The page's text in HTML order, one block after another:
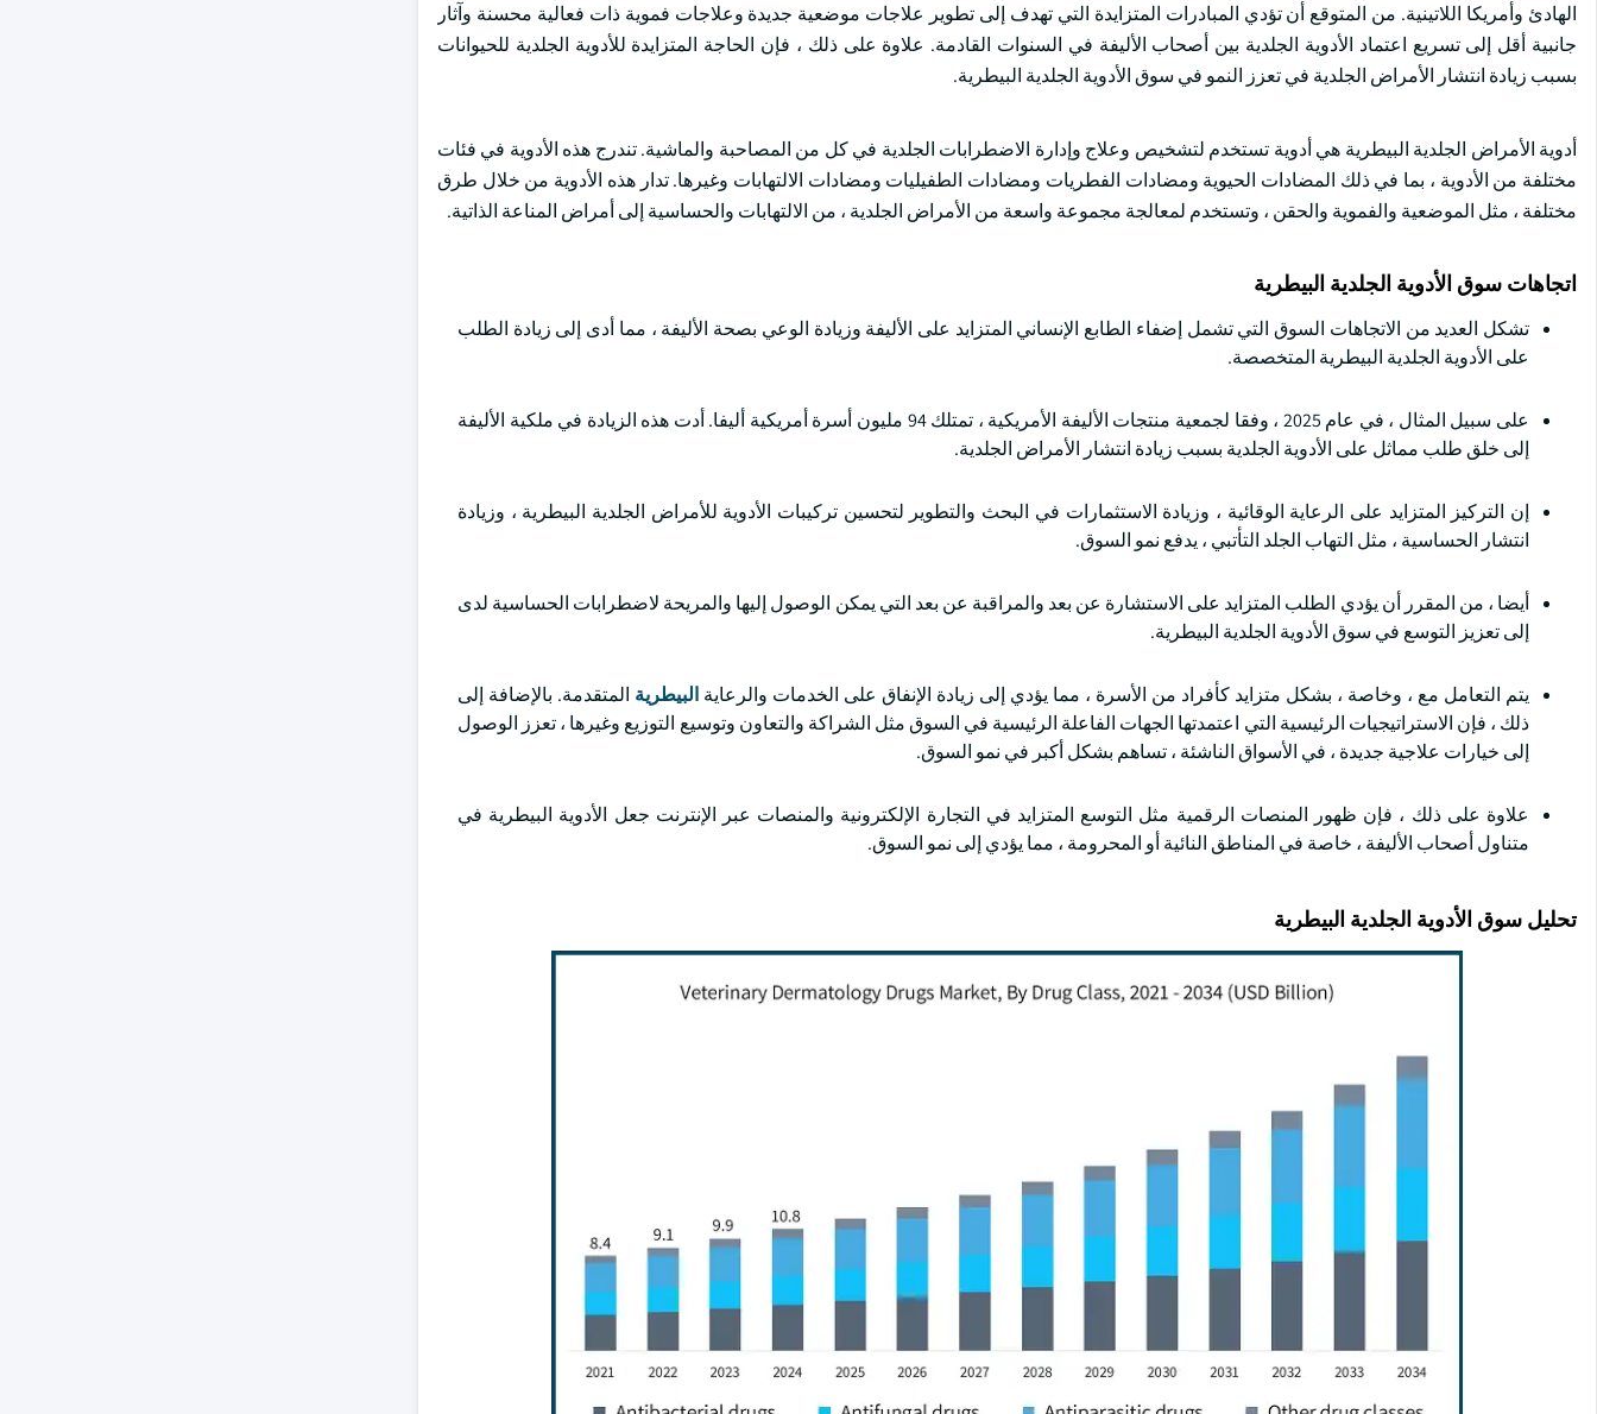
الهادئ وأمريكا اللاتينية. من المتوقع أن تؤدي المبادرات المتزايدة التي تهدف إلى تطوير علاجات موضعية جديدة وعلاجات فموية ذات فعالية محسنة وآثار
جانبية أقل إلى تسريع اعتماد الأدوية الجلدية بين أصحاب الأليفة في السنوات القادمة. علاوة على ذلك ، فإن الحاجة المتزايدة للأدوية الجلدية للحيوانات
بسبب زيادة انتشار الأمراض الجلدية في تعزز النمو في سوق الأدوية الجلدية البيطرية.
أدوية الأمراض الجلدية البيطرية هي أدوية تستخدم لتشخيص وعلاج وإدارة الاضطرابات الجلدية في كل من المصاحبة والماشية. تندرج هذه الأدوية في فئات
مختلفة من الأدوية ، بما في ذلك المضادات الحيوية ومضادات الفطريات ومضادات الطفيليات ومضادات الالتهابات وغيرها. تدار هذه الأدوية من خلال طرق
مختلفة ، مثل الموضعية والفموية والحقن ، وتستخدم لمعالجة مجموعة واسعة من الأمراض الجلدية ، من الالتهابات والحساسية إلى أمراض المناعة الذاتية.
اتجاهات سوق الأدوية الجلدية البيطرية
تشكل العديد من الاتجاهات السوق التي تشمل إضفاء الطابع الإنساني المتزايد على الأليفة وزيادة الوعي بصحة الأليفة ، مما أدى إلى زيادة الطلب
على الأدوية الجلدية البيطرية المتخصصة.
على سبيل المثال ، في عام 2025 ، وفقا لجمعية منتجات الأليفة الأمريكية ، تمتلك 94 مليون أسرة أمريكية أليفا. أدت هذه الزيادة في ملكية الأليفة
إلى خلق طلب مماثل على الأدوية الجلدية بسبب زيادة انتشار الأمراض الجلدية.
إن التركيز المتزايد على الرعاية الوقائية ، وزيادة الاستثمارات في البحث والتطوير لتحسين تركيبات الأدوية للأمراض الجلدية البيطرية ، وزيادة
انتشار الحساسية ، مثل التهاب الجلد التأتبي ، يدفع نمو السوق.
أيضا ، من المقرر أن يؤدي الطلب المتزايد على الاستشارة عن بعد والمراقبة عن بعد التي يمكن الوصول إليها والمريحة لاضطرابات الحساسية لدى
إلى تعزيز التوسع في سوق الأدوية الجلدية البيطرية.
يتم التعامل مع ، وخاصة ، بشكل متزايد كأفراد من الأسرة ، مما يؤدي إلى زيادة الإنفاق على الخدمات والرعاية البيطرية المتقدمة. بالإضافة إلى
ذلك ، فإن الاستراتيجيات الرئيسية التي اعتمدتها الجهات الفاعلة الرئيسية في السوق مثل الشراكة والتعاون وتوسيع التوزيع وغيرها ، تعزز الوصول
إلى خيارات علاجية جديدة ، في الأسواق الناشئة ، تساهم بشكل أكبر في نمو السوق.
علاوة على ذلك ، فإن ظهور المنصات الرقمية مثل التوسع المتزايد في التجارة الإلكترونية والمنصات عبر الإنترنت جعل الأدوية البيطرية في
متناول أصحاب الأليفة ، خاصة في المناطق النائية أو المحرومة ، مما يؤدي إلى نمو السوق.
تحليل سوق الأدوية الجلدية البيطرية